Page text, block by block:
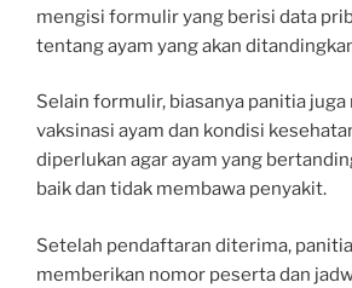
mengisi formulir yang berisi data
tentang ayam yang akan
Selain formulir, biasanya panitia
vaksinasi ayam dan kondisi
diperlukan agar ayam yang
baik dan tidak membawa penyakit.
Setelah pendaftaran diterima,
memberikan nomor peserta dan